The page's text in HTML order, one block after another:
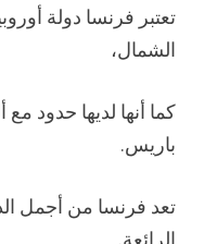
تعتبر فرنسا دولة
الشمال،
باريس.
تعد فرنسا من أجمل
الرائعة.